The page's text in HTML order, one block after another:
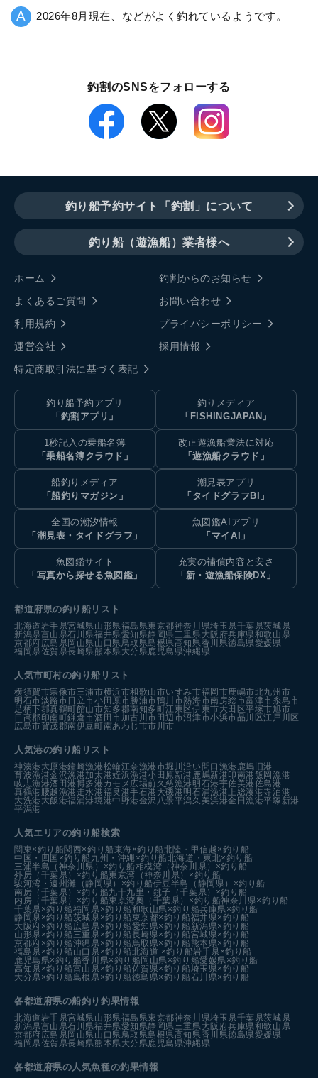
2026年8月現在、などがよく釣れているようです。
釣割のSNSをフォローする
釣り船予約サイト「釣割」について
釣り船（遊漁船）業者様へ
ホーム
釣割からのお知らせ
よくあるご質問
お問い合わせ
利用規約
プライバシーポリシー
運営会社
採用情報
特定商取引法に基づく表記
釣り船予約アプリ
「釣割アプリ」
釣りメディア
「FISHINGJAPAN」
1秒記入の乗船名簿
「乗船名簿クラウド」
改正遊漁船業法に対応
「遊漁船クラウド」
船釣りメディア
「船釣りマガジン」
潮見表アプリ
「タイドグラフBI」
全国の潮汐情報
「潮見表・タイドグラフ」
魚図鑑AIアプリ
「マイAI」
魚図鑑サイト
「写真から探せる魚図鑑」
充実の補償内容と安さ
「新・遊漁船保険DX」
都道府県の釣り船リスト
北海道岩手県宮城県山形県福島県東京都神奈川県埼玉県千葉県茨城県
新潟県富山県石川県福井県愛知県静岡県三重県大阪府兵庫県和歌山県
京都府広島県岡山県山口県鳥取県島根県高知県香川県徳島県愛媛県
福岡県佐賀県長崎県熊本県大分県鹿児島県沖縄県
人気市町村の釣り船リスト
横須賀市宗像市三浦市横浜市和歌山市いすみ市福岡市鹿嶋市北九州市
明石市淡路市 日立市小田原市勝浦市鴨川市熱海市南房総市富津市糸島市
足柄下郡真鶴町館山市知多郡南知多町江東区伊東市大田区平塚市旭市
日高郡印南町鎌倉市酒田市加古川市 田辺市沼津市小浜市品川区江戸川区
広島市賀茂郡南伊豆町南あわじ市市川市
人気港の釣り船リスト
神湊港 大原港鐘崎漁港松輪江奈漁港市堀川沿い 間口漁港 鹿嶋旧港
育波漁港金沢漁港加太港姪浜漁港小田原新港 鹿嶋新港印南港飯岡漁港
岐志漁港酒田港博多港カモメ広場前久慈漁港 明石港宇佐美港佐島港
真鶴港 腰越漁港 走水港福良港手石港 大磯港明石浦漁港 上総湊港寺泊港
大洗港 大飯港福浦港境港中野港金沢八景平潟久美浜港金田漁港平塚新港
平潟港
人気エリアの釣り船検索
関東×釣り船関西×釣り船 東海×釣り船北陸・甲信越×釣り船
中国・四国×釣り船 九州・沖縄×釣り船北海道・東北×釣り船
三浦半島（神奈川県）×釣り船相模湾（神奈川県）×釣り船
外房（千葉県）×釣り船東京湾（神奈川県）×釣り船
駿河湾・遠州灘（静岡県）×釣り船伊豆半島（静岡県）×釣り船
南房（千葉県）×釣り船九十九里・銚子（千葉県）×釣り船
内房（千葉県）×釣り船東京湾奥（千葉県）×釣り船神奈川県×釣り船
千葉県×釣り船福岡県×釣り船和歌山県×釣り船兵庫県×釣り船
静岡県×釣り船茨城県×釣り船 東京都×釣り船福井県×釣り船
大阪府×釣り船 広島県×釣り船愛知県×釣り船 新潟県×釣り船
山形県×釣り船 三重県×釣り船長崎県×釣り船宮城県×釣り船
京都府×釣り船沖縄県×釣り船鳥取県×釣り船 熊本県×釣り船
福島県×釣り船 山口県×釣り船北海道 ×釣り船岩手県×釣り船
鹿児島県×釣り船香川県×釣り船 岡山県×釣り船愛媛県×釣り船
高知県×釣り船富山県×釣り船佐賀県×釣り船埼玉県×釣り船
大分県×釣り船島根県×釣り船徳島県×釣り船石川県×釣り船
各都道府県の船釣り釣果情報
北海道岩手県宮城県山形県福島県東京都神奈川県埼玉県千葉県茨城県
新潟県富山県石川県福井県愛知県静岡県三重県大阪府兵庫県和歌山県
京都府広島県岡山県山口県鳥取県島根県高知県香川県徳島県愛媛県
福岡県佐賀県長崎県熊本県大分県鹿児島県沖縄県
各都道府県の人気魚種の釣果情報